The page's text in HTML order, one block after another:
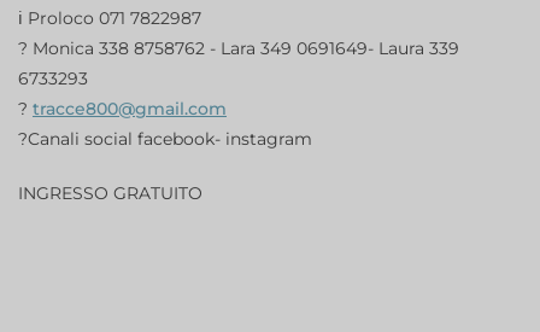
ℹ️ Proloco 071 7822987
? Monica 338 8758762 - Lara 349 0691649- Laura 339
6733293
? tracce800@gmail.com
?Canali social facebook- instagram
INGRESSO GRATUITO